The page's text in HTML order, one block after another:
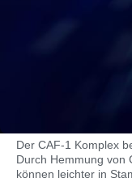
Der CAF-1 Komplex
Durch Hemmung von
können leichter in